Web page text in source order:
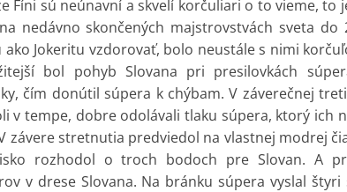
Fíni sú neúnavní a skvelí korčuliari o to vieme,
nedávno skončených majstrovstvách sveta
Jokeritu vzdorovať, bolo neustále s nimi
bol pohyb Slovana pri presilovkách
čím donútil súpera k chýbam. V záverečnej
v tempe, dobre odolávali tlaku súpera, ktorý ich
závere stretnutia predviedol na vlastnej modrej
rozhodol o troch bodoch pre Slovan. A
v drese Slovana. Na bránku súpera vyslal